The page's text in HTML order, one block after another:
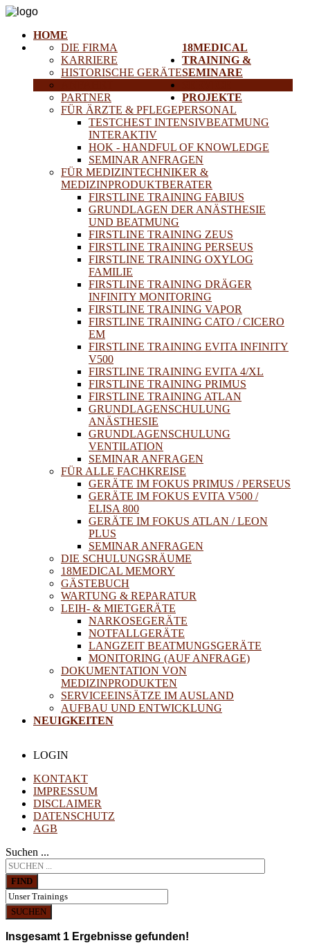
HOME
18MEDICAL
DIE FIRMA
KARRIERE
HISTORISCHE GERÄTE
PARTNER
TRAINING &
SEMINARE
FÜR ÄRZTE & PFLEGEPERSONAL
TESTCHEST INTENSIVBEATMUNG
INTERAKTIV
HOK - HANDFUL OF KNOWLEDGE
SEMINAR ANFRAGEN
FÜR MEDIZINTECHNIKER &
MEDIZINPRODUKTBERATER
FIRSTLINE TRAINING FABIUS
GRUNDLAGEN DER ANÄSTHESIE
UND BEATMUNG
FIRSTLINE TRAINING ZEUS
FIRSTLINE TRAINING PERSEUS
FIRSTLINE TRAINING OXYLOG
FAMILIE
FIRSTLINE TRAINING DRÄGER
INFINITY MONITORING
FIRSTLINE TRAINING VAPOR
FIRSTLINE TRAINING CATO / CICERO
EM
FIRSTLINE TRAINING EVITA INFINITY
V500
FIRSTLINE TRAINING EVITA 4/XL
FIRSTLINE TRAINING PRIMUS
FIRSTLINE TRAINING ATLAN
GRUNDLAGENSCHULUNG
ANÄSTHESIE
GRUNDLAGENSCHULUNG
VENTILATION
SEMINAR ANFRAGEN
FÜR ALLE FACHKREISE
GERÄTE IM FOKUS PRIMUS / PERSEUS
GERÄTE IM FOKUS EVITA V500 /
ELISA 800
GERÄTE IM FOKUS ATLAN / LEON
PLUS
SEMINAR ANFRAGEN
DIE SCHULUNGSRÄUME
18MEDICAL MEMORY
GÄSTEBUCH
WARTUNG & REPARATUR
LEIH- & MIETGERÄTE
NARKOSEGERÄTE
NOTFALLGERÄTE
LANGZEIT BEATMUNGSGERÄTE
MONITORING (AUF ANFRAGE)
DOKUMENTATION VON
MEDIZINPRODUKTEN
PROJEKTE
SERVICEEINSÄTZE IM AUSLAND
AUFBAU UND ENTWICKLUNG
NEUIGKEITEN
LOGIN
KONTAKT
IMPRESSUM
DISCLAIMER
DATENSCHUTZ
AGB
Suchen ...
FIND
SUCHEN
Insgesamt 1 Ergebnisse gefunden!